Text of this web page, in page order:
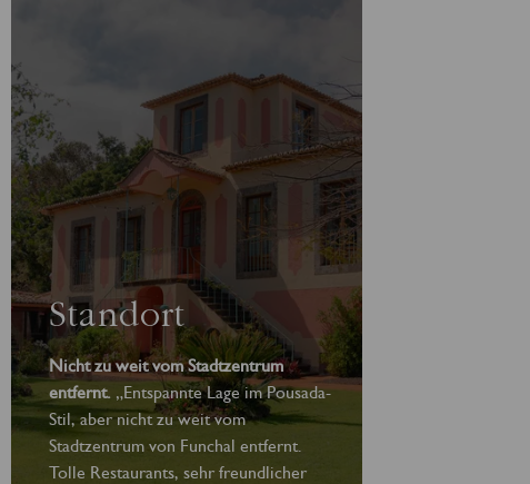
Standort
Nicht zu weit vom Stadtzentrum
entfernt. „Entspannte Lage im Pousada-
Stil, aber nicht zu weit vom
Stadtzentrum von Funchal entfernt.
Tolle Restaurants, sehr freundlicher